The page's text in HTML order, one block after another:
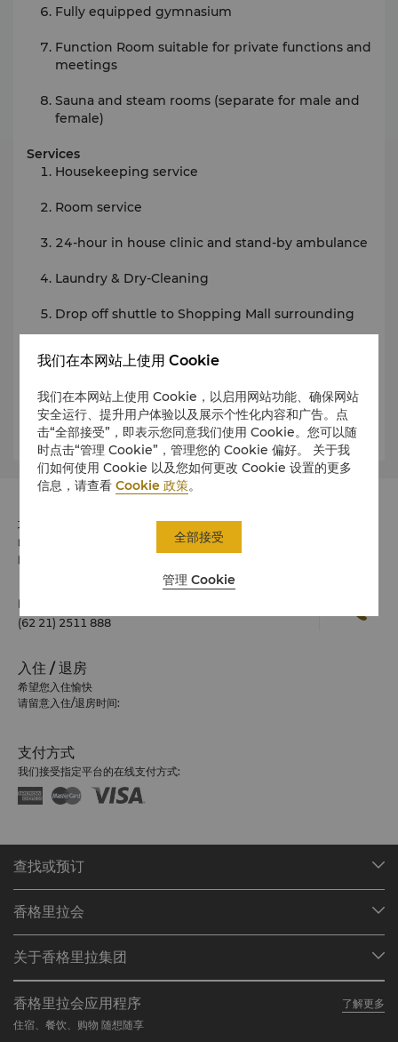
Fully equipped gymnasium
Function Room suitable for private functions and
meetings
Sauna and steam rooms (separate for male and
female)
Services
Housekeeping service
Room service
24-hour in house clinic and stand-by ambulance
Laundry & Dry-Cleaning
Drop off shuttle to Shopping Mall surrounding
Travel &Transportation
Taxi and Limousine Service
Food & Beverage
Veranda Lounge
地址
印度尼西亚Kota BNI, Jl Jend. Sudirman Kav. 1, Jakarta
邮政编码 10220
电话
(62 21) 2511 888
入住 / 退房
希望您入住愉快
请留意入住/退房时间:
支付方式
我们接受指定平台的在线支付方式:
查找或预订
查找预订
餐厅与酒吧
香格里拉会
加入香格里拉会
常见问题
联络我们
关于香格里拉集团
我们的酒店品牌
香格里拉中心
职业发展
企业社会责任
香格里拉会应用程序
了解更多
住宿、餐饮、购物 随想随享
我们在本网站上使用 Cookie
我们在本网站上使用 Cookie，以启用网站功能、确保网站
安全运行、提升用户体验以及展示个性化内容和广告。点
击“全部接受”，即表示您同意我们使用 Cookie。您可以随
时点击“管理 Cookie”，管理您的 Cookie 偏好。 关于我
们如何使用 Cookie 以及您如何更改 Cookie 设置的更多
信息，请查看Cookie 政策。
管理 Cookie
全部接受